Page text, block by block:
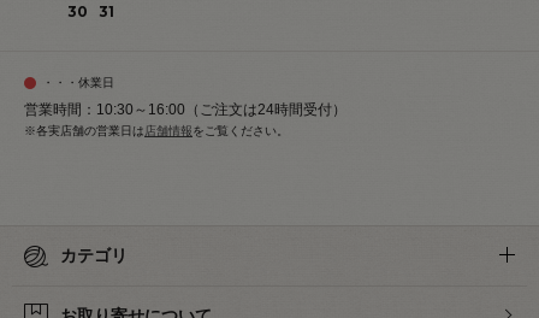
30
31
・・・休業日
営業時間：10:30～16:00（ご注文は24時間受付）
※各実店舗の営業日は 店舗情報をご覧ください。
カテゴリ